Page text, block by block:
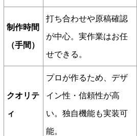
制作時間
（手間）
打ち合わせや原稿確認
が中心。実作業はお任
せできる。
クオリテ
ィ
プロが作るため、デザ
イン性・信頼性が高
い。独自機能も実装可
能。